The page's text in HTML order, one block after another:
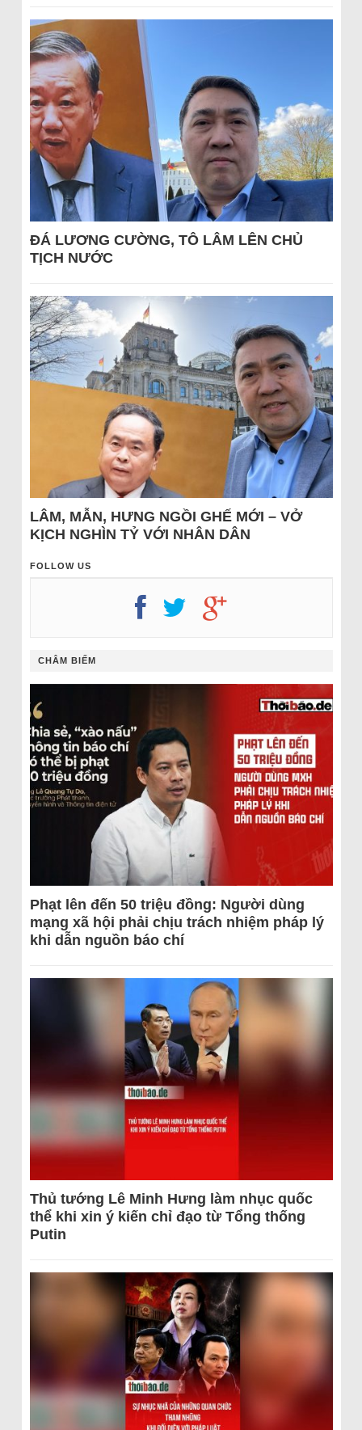
ĐÁ LƯƠNG CƯỜNG, TÔ LÂM LÊN CHỦ
TỊCH NƯỚC
LÂM, MẪN, HƯNG NGỒI GHẾ MỚI – VỞ
KỊCH NGHÌN TỶ VỚI NHÂN DÂN
FOLLOW US
CHÂM BIẾM
Phạt lên đến 50 triệu đồng: Người dùng
mạng xã hội phải chịu trách nhiệm pháp lý
khi dẫn nguồn báo chí
Thủ tướng Lê Minh Hưng làm nhục quốc
thể khi xin ý kiến chỉ đạo từ Tổng thống
Putin